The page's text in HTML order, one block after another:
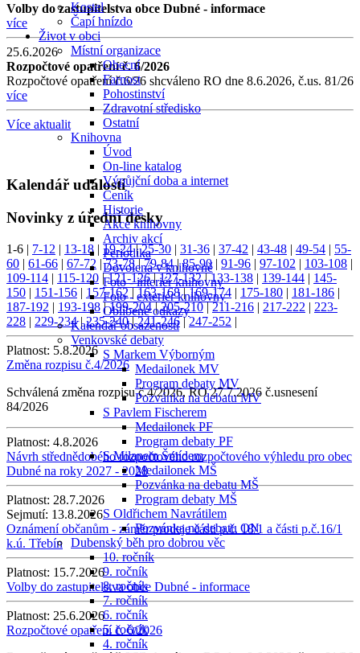
Kostel
Čapí hnízdo
Život v obci
Místní organizace
Obecní
Farnost
Pohostinství
Zdravotní středisko
Ostatní
Knihovna
Úvod
On-line katalog
Výpůjční doba a internet
Ceník
Historie
Akce knihovny
Archiv akcí
Periodika
Dovolená v knihovně
Foto - interiér knihovny
Foto - exteriér knihovny
Oblíbené odkazy
Kalendář obsazenosti
Venkovské debaty
S Markem Výborným
Medailonek MV
Program debaty MV
Pozvánka na debatu MV
S Pavlem Fischerem
Medailonek PF
Program debaty PF
S Milanem Šmídem
Medailonek MŠ
Pozvánka na debatu MŠ
Program debaty MŠ
S Oldřichem Navrátilem
Pozvánka na debatu ON
Dubenský běh pro dobrou věc
10. ročník
9. ročník
8. ročník
7. ročník
6. ročník
5. ročník
4. ročník
Volby do zastupitelstva obce Dubné - informace
více
25.6.2026
Rozpočtové opatření č. 6/2026
Rozpočtové opatření č.6/26 shcváleno RO dne 8.6.2026, č.us. 81/26
více
Více aktualit
Kalendář událostí
Novinky z úřední desky
1-6 | 7-12 | 13-18 | 19-24|25-30 | 31-36 | 37-42 | 43-48 | 49-54 | 55-
60 | 61-66 | 67-72 |73-78|79-84|85-90| 91-96 | 97-102 | 103-108 |
109-114 | 115-120 |121-126|127-132|133-138 | 139-144 | 145-
150 | 151-156 | 157-162|163-168|169-174 | 175-180 | 181-186 |
187-192 | 193-198|199-204|205-210|211-216 | 217-222 | 223-
228 | 229-234|235-240|241-246|247-252 |
Platnost: 5.8.2026
Změna rozpisu č.4/2026
Schválená změna rozpisu č.4/2026, RO 27.7.2026 č.usnesení
84/2026
Platnost: 4.8.2026
Návrh střednědobého rozpočtového rozpočtového výhledu pro obec
Dubné na roky 2027 - 2028
Platnost: 28.7.2026
Sejmutí: 13.8.2026
Oznámení občanům - záměr prodeje části p.č. 18/1 a části p.č.16/1
k.ú. Třebín
Platnost: 15.7.2026
Volby do zastupitelstva obce Dubné - informace
Platnost: 25.6.2026
Rozpočtové opatření č. 6/2026